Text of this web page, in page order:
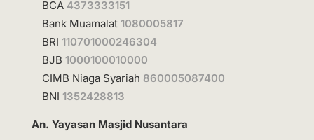
BCA 4373333151
Bank Muamalat 1080005817
BRI 110701000246304
BJB 1000100010000
CIMB Niaga Syariah 860005087400
BNI 1352428813
An. Yayasan Masjid Nusantara